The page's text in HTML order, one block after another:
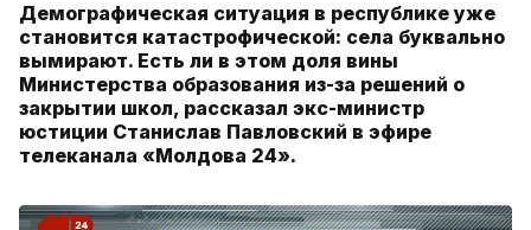
Демографическая ситуация в республике уже
становится катастрофической: села буквально
вымирают. Есть ли в этом доля вины
Министерства образования из-за решений о
закрытии школ, рассказал экс-министр
юстиции Станислав Павловский в эфире
телеканала «Молдова 24».